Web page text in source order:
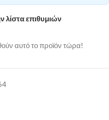
λίστα επιθυμιών
αυτό το προϊόν τώρα!